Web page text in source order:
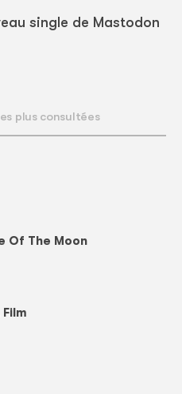
single de Mastodon
plus consultées
Of The Moon